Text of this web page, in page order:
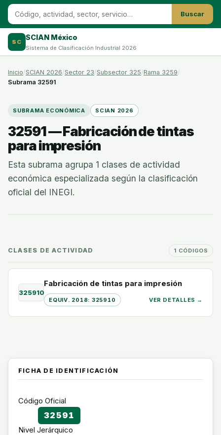
Buscar
SC
SCIAN México
Sistema de Clasificación Industrial 2026
Inicio SCIAN 2026 Sector 23 Subsector 325 Rama 3259
Subrama 32591
SUBRAMA ECONÓMICA SCIAN 2026
32591 — Fabricación de tintas
para impresión
Esta subrama agrupa 1 clases de actividad
económica especializada según la clasificación
oficial del INEGI.
CLASES DE ACTIVIDAD 1 CÓDIGOS
325910
Fabricación de tintas para impresión
EQUIV. 2018: 325910 VER DETALLES →
FICHA DE IDENTIFICACIÓN
Código Oficial
32591
Nivel Jerárquico